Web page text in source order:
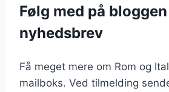
Følg med på
nyhedsbrev
Få meget mere om Rom og
mailboks. Ved tilmelding